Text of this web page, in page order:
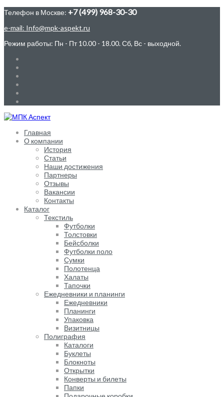
Телефон в Москве: +7 (499) 968-30-30
e-mail: Info@mpk-aspekt.ru
Режим работы: Пн - Пт 10.00 - 18.00. Сб, Вс - выходной.
Главная
О компании
История
Статьи
Наши достижения
Партнеры
Отзывы
Вакансии
Контакты
Каталог
Текстиль
Футболки
Толстовки
Бейсболки
Футболки поло
Сумки
Полотенца
Халаты
Тапочки
Ежедневники и планинги
Ежедневники
Планинги
Упаковка
Визитницы
Полиграфия
Каталоги
Буклеты
Блокноты
Открытки
Конверты и билеты
Папки